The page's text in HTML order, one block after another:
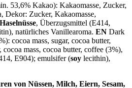
53,6% Kakao): Kakaomasse, Zucker,
Dekor: Zucker, Kakaomasse,
Haselnüsse, Überzugsmittel (E414,
natürliches Vanillearoma. EN Dark
cocoa mass, sugar, cocoa butter,
mass, cocoa butter, coffee (3%),
E904); emulsifer (soy lecithin),
von Nüssen, Milch, Eiern, Sesam,